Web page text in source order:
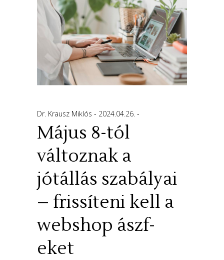
Dr. Krausz Miklós 2024.04.26.
Május 8-tól
változnak a
jótállás szabályai
– frissíteni kell a
webshop ászf-
eket